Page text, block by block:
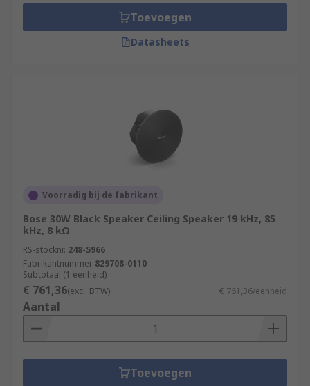
Toevoegen
Datasheets
Voorradig bij de fabrikant
Bose 30W Black Speaker Ceiling Speaker 19 kHz, 85
kHz, 8 kΩ
RS-stocknr. 248-5966
Fabrikantnummer 829708-0110
Subtotaal (1 eenheid)
€ 761,36(excl. BTW) € 761,36/eenheid
Aantal
Toevoegen